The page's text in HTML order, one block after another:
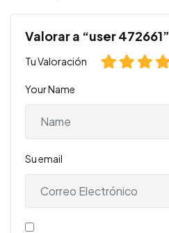
Valorar a “user 472661”
Tu Valoración
Your Name
Su email